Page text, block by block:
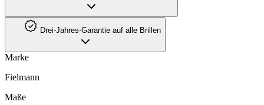
Drei-Jahres-Garantie auf alle Brillen
Marke
Fielmann
Maße